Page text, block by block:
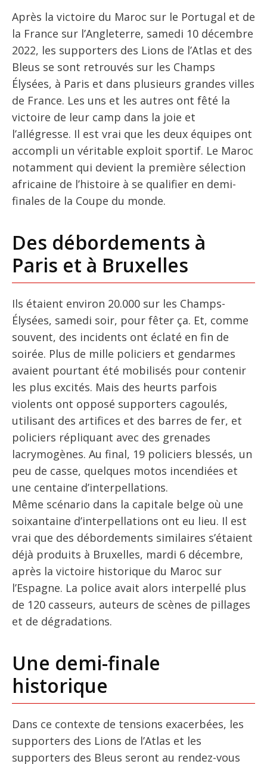
Après la victoire du Maroc sur le Portugal et de
la France sur l’Angleterre, samedi 10 décembre
2022, les supporters des Lions de l’Atlas et des
Bleus se sont retrouvés sur les Champs
Élysées, à Paris et dans plusieurs grandes villes
de France. Les uns et les autres ont fêté la
victoire de leur camp dans la joie et
l’allégresse. Il est vrai que les deux équipes ont
accompli un véritable exploit sportif. Le Maroc
notamment qui devient la première sélection
africaine de l’histoire à se qualifier en demi-
finales de la Coupe du monde.
Des débordements à
Paris et à Bruxelles
Ils étaient environ 20.000 sur les Champs-
Élysées, samedi soir, pour fêter ça. Et, comme
souvent, des incidents ont éclaté en fin de
soirée. Plus de mille policiers et gendarmes
avaient pourtant été mobilisés pour contenir
les plus excités. Mais des heurts parfois
violents ont opposé supporters cagoulés,
utilisant des artifices et des barres de fer, et
policiers répliquant avec des grenades
lacrymogènes. Au final, 19 policiers blessés, un
peu de casse, quelques motos incendiées et
une centaine d’interpellations.
Même scénario dans la capitale belge où une
soixantaine d’interpellations ont eu lieu. Il est
vrai que des débordements similaires s’étaient
déjà produits à Bruxelles, mardi 6 décembre,
après la victoire historique du Maroc sur
l’Espagne. La police avait alors interpellé plus
de 120 casseurs, auteurs de scènes de pillages
et de dégradations.
Une demi-finale
historique
Dans ce contexte de tensions exacerbées, les
supporters des Lions de l’Atlas et les
supporters des Bleus seront au rendez-vous